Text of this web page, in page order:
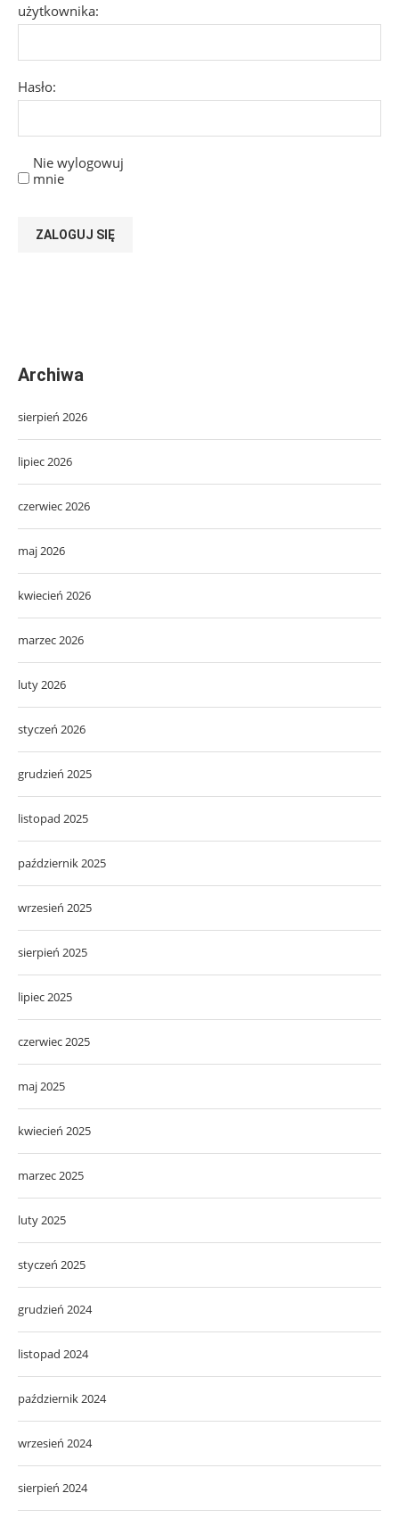
użytkownika:
Hasło:
Nie wylogowuj
mnie
ZALOGUJ SIĘ
Archiwa
sierpień 2026
lipiec 2026
czerwiec 2026
maj 2026
kwiecień 2026
marzec 2026
luty 2026
styczeń 2026
grudzień 2025
listopad 2025
październik 2025
wrzesień 2025
sierpień 2025
lipiec 2025
czerwiec 2025
maj 2025
kwiecień 2025
marzec 2025
luty 2025
styczeń 2025
grudzień 2024
listopad 2024
październik 2024
wrzesień 2024
sierpień 2024